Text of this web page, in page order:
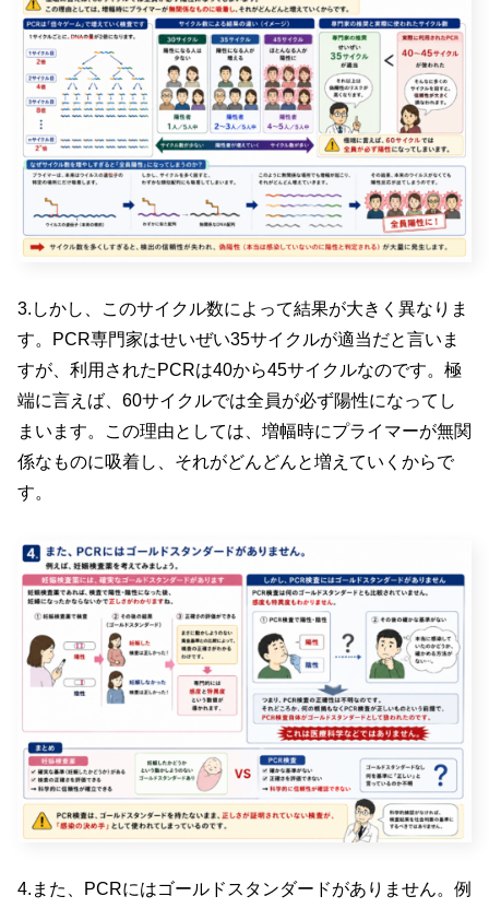
3.しかし、このサイクル数によって結果が大きく異なりま
す。PCR専門家はせいぜい35サイクルが適当だと言いま
すが、利用されたPCRは40から45サイクルなのです。極
端に言えば、60サイクルでは全員が必ず陽性になってし
まいます。この理由としては、増幅時にプライマーが無関
係なものに吸着し、それがどんどんと増えていくからで
す。
4.また、PCRにはゴールドスタンダードがありません。例